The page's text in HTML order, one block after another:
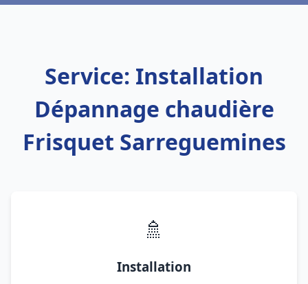
Service: Installation
Dépannage chaudière
Frisquet Sarreguemines
🚿
Installation